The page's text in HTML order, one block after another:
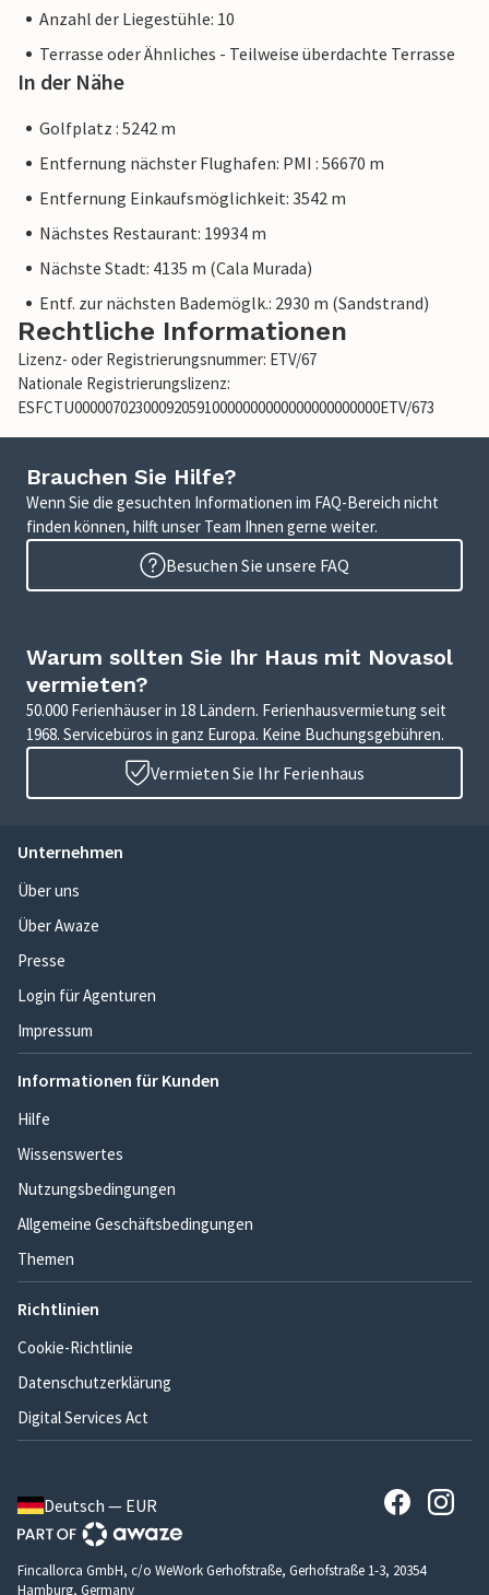
Anzahl der Liegestühle: 10
Terrasse oder Ähnliches - Teilweise überdachte Terrasse
In der Nähe
Golfplatz : 5242 m
Entfernung nächster Flughafen: PMI : 56670 m
Entfernung Einkaufsmöglichkeit: 3542 m
Nächstes Restaurant: 19934 m
Nächste Stadt: 4135 m (Cala Murada)
Entf. zur nächsten Bademöglk.: 2930 m (Sandstrand)
Rechtliche Informationen
Lizenz- oder Registrierungsnummer: ETV/67
Nationale Registrierungslizenz:
ESFCTU0000070230009205910000000000000000000000ETV/673
Brauchen Sie Hilfe?
Wenn Sie die gesuchten Informationen im FAQ-Bereich nicht
finden können, hilft unser Team Ihnen gerne weiter.
Besuchen Sie unsere FAQ
Warum sollten Sie Ihr Haus mit Novasol
vermieten?
50.000 Ferienhäuser in 18 Ländern. Ferienhausvermietung seit
1968. Servicebüros in ganz Europa. Keine Buchungsgebühren.
Vermieten Sie Ihr Ferienhaus
Unternehmen
Über uns
Über Awaze
Presse
Login für Agenturen
Impressum
Informationen für Kunden
Hilfe
Wissenswertes
Nutzungsbedingungen
Allgemeine Geschäftsbedingungen
Themen
Richtlinien
Cookie-Richtlinie
Datenschutzerklärung
Digital Services Act
Deutsch — EUR
Fincallorca GmbH, c/o WeWork Gerhofstraße, Gerhofstraße 1-3, 20354
Hamburg, Germany